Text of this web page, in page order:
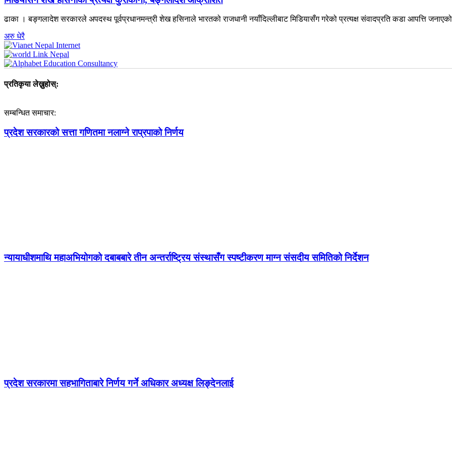
ढाका । बङ्गलादेश सरकारले अपदस्थ पूर्वप्रधानमन्त्री शेख हसिनाले भारतको राजधानी नयाँदिल्लीबाट मिडियासँग गरेको प्रत्यक्ष संवादप्रति कडा आपत्ति
अरु धेरै
प्रतिकृया लेख्नुहोस्:
सम्बन्धित समाचार:
प्रदेश सरकारको सत्ता गणितमा नलाग्ने राप्रपाको निर्णय
न्यायाधीशमाथि महाअभियोगको दबाबबारे तीन अन्तर्राष्ट्रिय संस्थासँग स्पष्टीकरण माग्न संसदीय समितिको निर्देशन
प्रदेश सरकारमा सहभागिताबारे निर्णय गर्ने अधिकार अध्यक्ष लिङ्देनलाई